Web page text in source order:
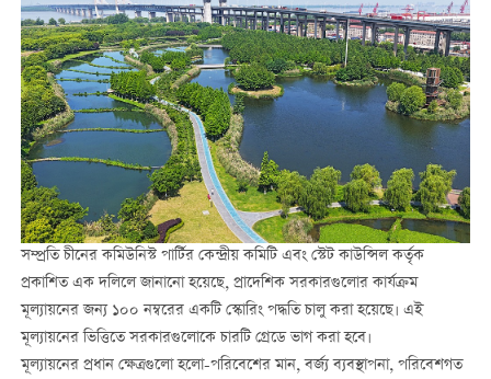
সম্প্রতি চীনের কমিউনিস্ট পার্টির কেন্দ্রীয় কমিটি এবং স্টেট কাউন্সিল কর্তৃক
প্রকাশিত এক দলিলে জানানো হয়েছে, প্রাদেশিক সরকারগুলোর কার্যক্রম
মূল্যায়নের জন্য ১০০ নম্বরের একটি স্কোরিং পদ্ধতি চালু করা হয়েছে। এই
মূল্যায়নের ভিত্তিতে সরকারগুলোকে চারটি গ্রেডে ভাগ করা হবে।
মূল্যায়নের প্রধান ক্ষেত্রগুলো হলো-পরিবেশের মান, বর্জ্য ব্যবস্থাপনা, পরিবেশগত